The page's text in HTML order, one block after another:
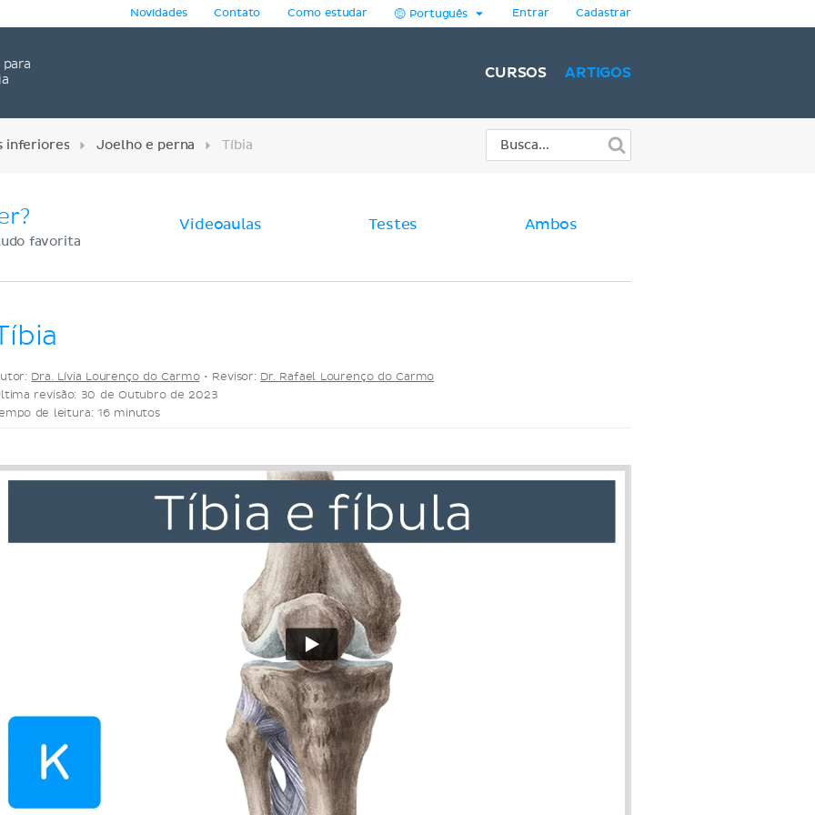
para
Novidades Contato Como estudar Português Entrar Cadastrar
CURSOS ARTIGOS
inferiores Joelho e perna Tíbia
favorita
Videoaulas Testes Ambos
Dra. Lívia Lourenço do Carmo• Revisor: Dr. Rafael Lourenço do Carmo
revisão: 30 de Outubro de 2023
de leitura: 16 minutos